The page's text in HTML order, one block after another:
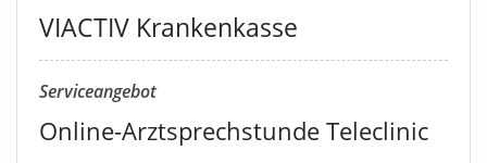
VIACTIV Krankenkasse
Serviceangebot
Online-Arztsprechstunde Teleclinic